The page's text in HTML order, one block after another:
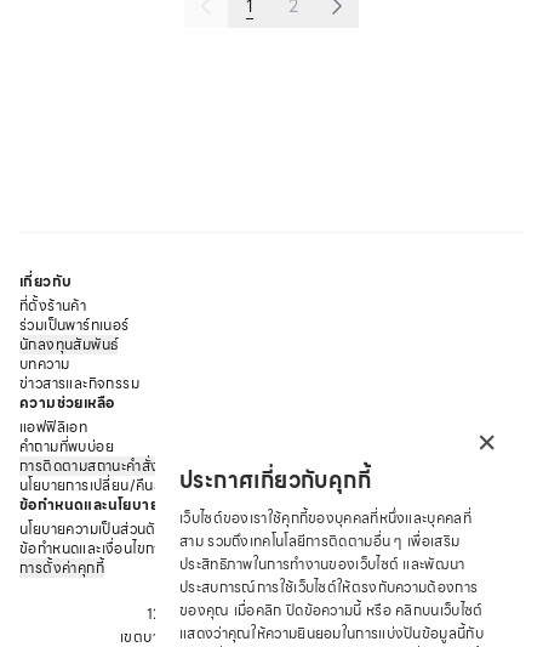
1 2
เกี่ยวกับ
ที่ตั้งร้านค้า
ร่วมเป็นพาร์ทเนอร์
นักลงทุนสัมพันธ์
บทความ
ข่าวสารและกิจกรรม
ความช่วยเหลือ
แอฟฟิลิเอท
คำถามที่พบบ่อย
การติดตามสถานะคำสั่งซื้อ
นโยบายการเปลี่ยน/คืนสินค้า
ข้อกำหนดและนโยบาย
นโยบายความเป็นส่วนตัว
ข้อกำหนดและเงื่อนไขการให้บริการ
การตั้งค่าคุกกี้
บริษัท ซาบีน่า ฟาร์อีสท์ จำกัด
12 ถนนอรุณอมรินทร์ แขวงอรุณอมรินทร์
เขตบางกอกน้อย จังหวัด กรุงเทพมหานคร 10700
×
ประกาศเกี่ยวกับคุกกี้
เว็บไซต์ของเราใช้คุกกี้ของบุคคลที่หนึ่งและบุคคลที่
สาม รวมถึงเทคโนโลยีการติดตามอื่น ๆ เพื่อเสริม
ประสิทธิภาพในการทำงานของเว็บไซต์ และพัฒนา
ประสบการณ์การใช้เว็บไซต์ให้ตรงกับความต้องการ
ของคุณ เมื่อคลิก ปิดข้อความนี้ หรือ คลิกบนเว็บไซต์
แสดงว่าคุณให้ความยินยอมในการแบ่งปันข้อมูลนี้กับ